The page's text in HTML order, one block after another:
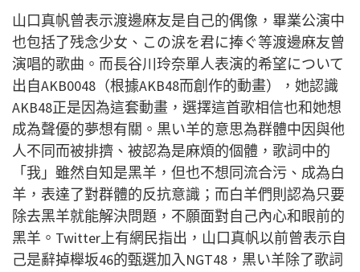
山口真帆曾表示渡邊麻友是自己的偶像，畢業公演中
也包括了残念少女、この涙を君に捧ぐ等渡邊麻友曾
演唱的歌曲。而長谷川玲奈單人表演的希望について
出自AKB0048（根據AKB48而創作的動畫），她認識
AKB48正是因為這套動畫，選擇這首歌相信也和她想
成為聲優的夢想有關。黒い羊的意思為群體中因與他
人不同而被排擠、被認為是麻煩的個體，歌詞中的
「我」雖然自知是黑羊，但也不想同流合污、成為白
羊，表達了對群體的反抗意識；而白羊們則認為只要
除去黑羊就能解決問題，不願面對自己內心和眼前的
黑羊。Twitter上有網民指出，山口真帆以前曾表示自
己是辭掉櫸坂46的甄選加入NGT48，黒い羊除了歌詞